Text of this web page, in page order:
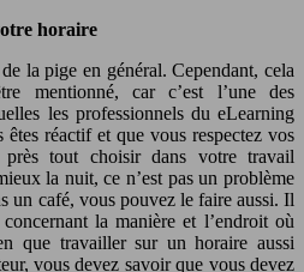
horaire
la pige en général. Cependant, cela
mentionné, car c’est l’une des
les professionnels du eLearning
réactif et que vous respectez vos
tout choisir dans votre travail
la nuit, ce n’est pas un problème
un café, vous pouvez le faire aussi. Il
la manière et l’endroit où
que travailler sur un horaire aussi
vous devez savoir que vous devez